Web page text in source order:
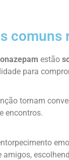
comuns
estão
para
tornam
encontros.
amigos,